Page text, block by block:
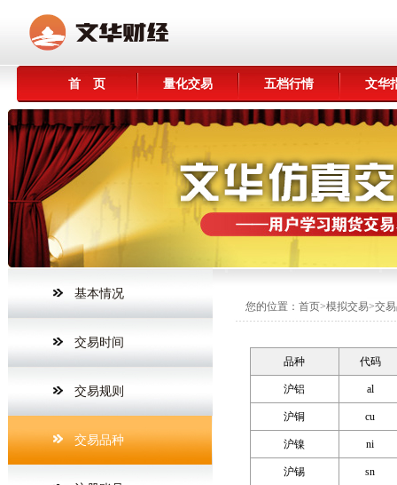
首 页 量化交易 五档行情 文华
基本情况
交易时间
交易规则
交易品种
您的位置：首页>模拟交易>交
品种 代码
沪铝 al
沪铜 cu
沪镍 ni
沪锡 sn